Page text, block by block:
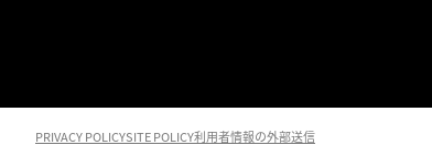
PRIVACY POLICYSITE POLICY利用者情報の外部送信